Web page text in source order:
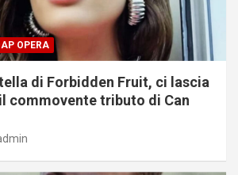
OPERA
di Forbidden Fruit, ci lascia
commovente tributo di Can